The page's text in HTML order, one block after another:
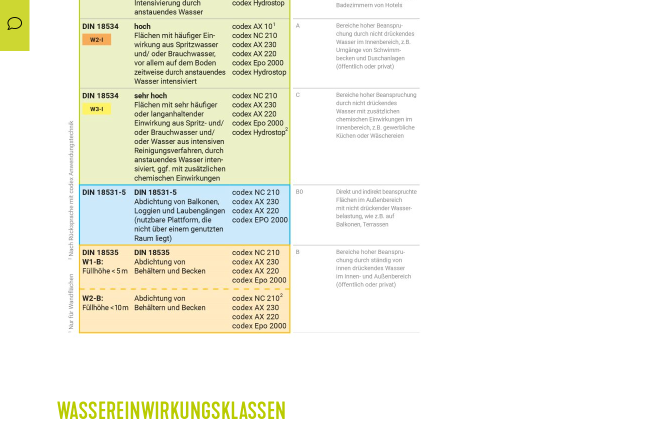
WASSEREINWIRKUNGSKLASSEN